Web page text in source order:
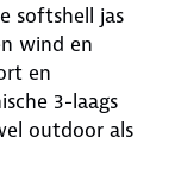
softshell jas
wind en
en
3-laags
outdoor als